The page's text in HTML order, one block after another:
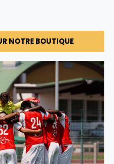
NOTRE BOUTIQUE